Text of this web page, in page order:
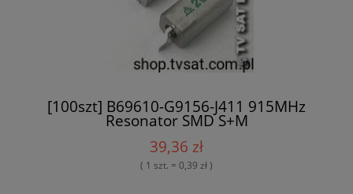
[100szt] B69610-G9156-J411 915MHz
Resonator SMD S+M
39,36 zł
( 1 szt. = 0,39 zł )